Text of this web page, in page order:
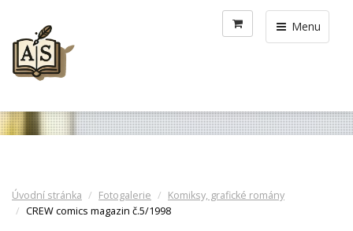
Menu
Úvodní stránka Fotogalerie
Komiksy, grafické romány
CREW comics magazin č.5/1998